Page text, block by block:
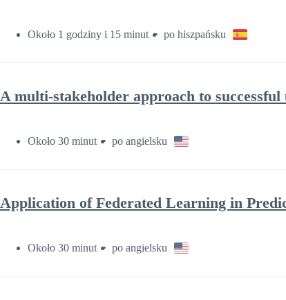
Około 1 godziny i 15 minut po hiszpańsku
A multi-stakeholder approach to
Około 30 minut po angielsku
Application of Federated Learning in
Około 30 minut po angielsku